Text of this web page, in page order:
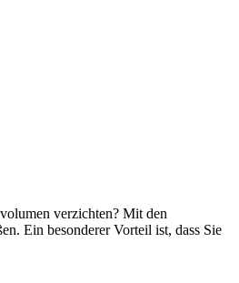
verzichten? Mit den
Ein besonderer Vorteil ist, dass Sie